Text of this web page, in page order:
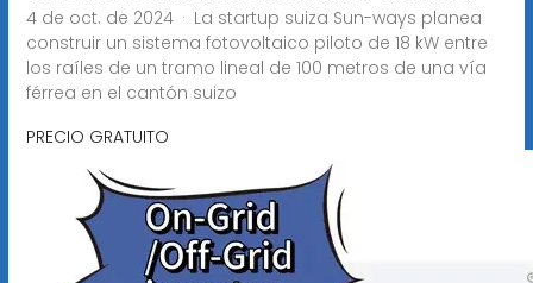
4 de oct. de 2024 · La startup suiza Sun-ways planea
construir un sistema fotovoltaico piloto de 18 kW entre
los raíles de un tramo lineal de 100 metros de una vía
férrea en el cantón suizo
PRECIO GRATUITO